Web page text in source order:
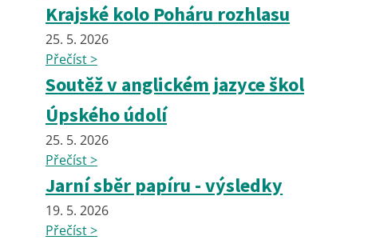
Krajské kolo Poháru rozhlasu
25. 5. 2026
Přečíst >
Soutěž v anglickém jazyce škol
Úpského údolí
25. 5. 2026
Přečíst >
Jarní sběr papíru - výsledky
19. 5. 2026
Přečíst >